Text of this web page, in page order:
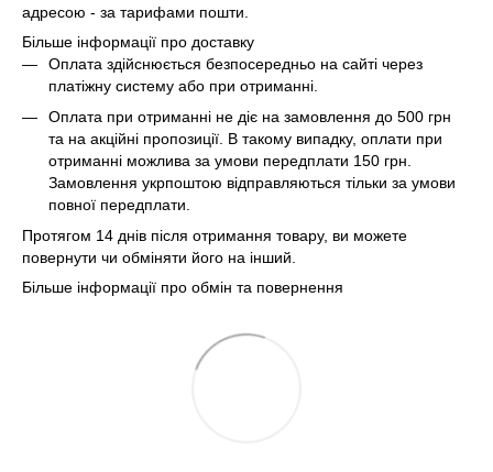
адресою - за тарифами пошти.
Більше інформації про доставку
Оплата здійснюється безпосередньо на сайті через
платіжну систему або при отриманні.
Оплата при отриманні не діє на замовлення до 500 грн
та на акційні пропозиції. В такому випадку, оплати при
отриманні можлива за умови передплати 150 грн.
Замовлення укрпоштою відправляються тільки за умови
повної передплати.
Протягом 14 днів після отримання товару, ви можете
повернути чи обміняти його на інший.
Більше інформації про обмін та повернення